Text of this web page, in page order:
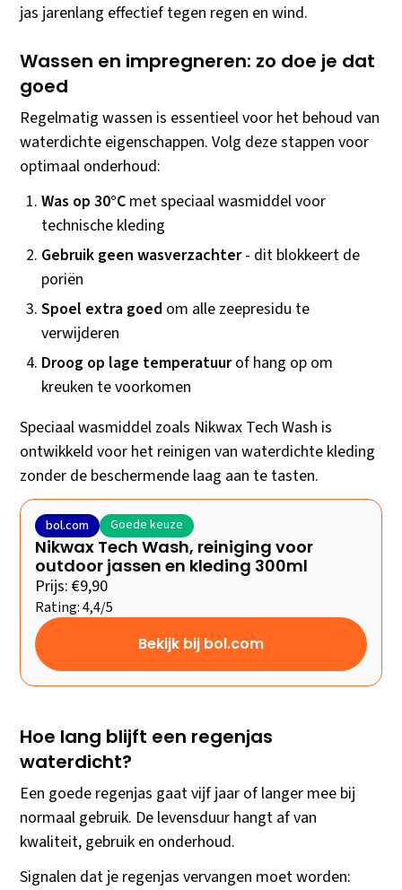
jas jarenlang effectief tegen regen en wind.
Wassen en impregneren: zo doe je dat
goed
Regelmatig wassen is essentieel voor het behoud van
waterdichte eigenschappen. Volg deze stappen voor
optimaal onderhoud:
Was op 30°C met speciaal wasmiddel voor
technische kleding
Gebruik geen wasverzachter- dit blokkeert de
poriën
Spoel extra goed om alle zeepresidu te
verwijderen
Droog op lage temperatuurof hang op om
kreuken te voorkomen
Speciaal wasmiddel zoals Nikwax Tech Wash is
ontwikkeld voor het reinigen van waterdichte kleding
zonder de beschermende laag aan te tasten.
bol.com Goede keuze
Nikwax Tech Wash, reiniging voor
outdoor jassen en kleding 300ml
Prijs: €9,90
Rating: 4,4/5
Bekijk bij bol.com
Hoe lang blijft een regenjas
waterdicht?
Een goede regenjas gaat vijf jaar of langer mee bij
normaal gebruik. De levensduur hangt af van
kwaliteit, gebruik en onderhoud.
Signalen dat je regenjas vervangen moet worden: